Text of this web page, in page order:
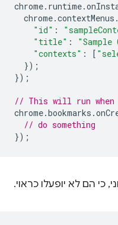
chrome. runtime.
chrome.contextMenus .
"id" :
"title" : "Sample
"contexts" : [
});
});
// This will run when
chrome.bookmarks .
// do something
});
כי הם לא יופעלו כראוי.